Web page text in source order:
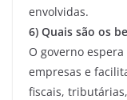
envolvidas.
6) Quais são os
O governo
empresas e
fiscais,